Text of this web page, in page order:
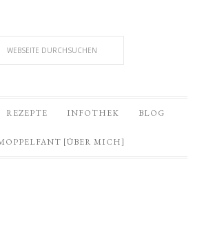
REZEPTE INFOTHEK BLOG
[ÜBER MICH]